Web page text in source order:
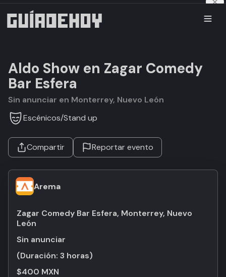
Aldo Show en Zagar Comedy
Bar Esfera
Sin anunciar en Monterrey, Nuevo León
Escénicos/Stand up
Compartir Reportar evento
Arema
Zagar Comedy Bar Esfera, Monterrey, Nuevo
León
Sin anunciar
(Duración: 3 horas)
$400 MXN